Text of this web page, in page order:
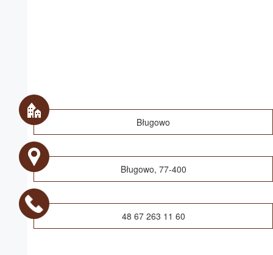
Bługowo
Bługowo, 77-400
48 67 263 11 60